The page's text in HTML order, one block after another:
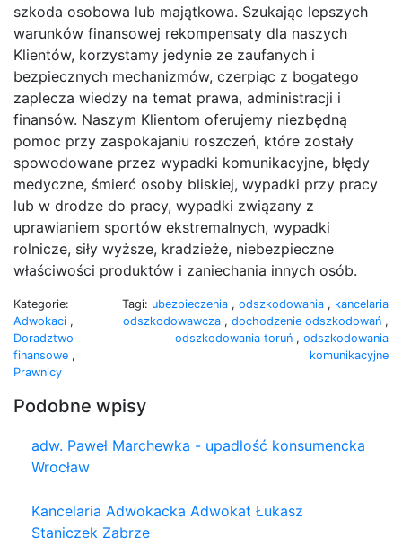
szkoda osobowa lub majątkowa. Szukając lepszych
warunków finansowej rekompensaty dla naszych
Klientów, korzystamy jedynie ze zaufanych i
bezpiecznych mechanizmów, czerpiąc z bogatego
zaplecza wiedzy na temat prawa, administracji i
finansów. Naszym Klientom oferujemy niezbędną
pomoc przy zaspokajaniu roszczeń, które zostały
spowodowane przez wypadki komunikacyjne, błędy
medyczne, śmierć osoby bliskiej, wypadki przy pracy
lub w drodze do pracy, wypadki związany z
uprawianiem sportów ekstremalnych, wypadki
rolnicze, siły wyższe, kradzieże, niebezpieczne
właściwości produktów i zaniechania innych osób.
Kategorie:
Adwokaci ,
Doradztwo
finansowe ,
Prawnicy
Tagi: ubezpieczenia , odszkodowania , kancelaria
odszkodowawcza , dochodzenie odszkodowań ,
odszkodowania toruń , odszkodowania
komunikacyjne
Podobne wpisy
adw. Paweł Marchewka - upadłość konsumencka
Wrocław
Kancelaria Adwokacka Adwokat Łukasz
Staniczek Zabrze